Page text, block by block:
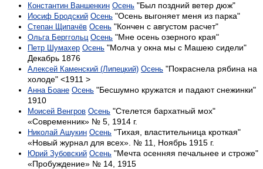
Константин Ваншенкин Осень "Был поздний ветер дюж"
Иосиф Бродский Осень "Осень выгоняет меня из парка"
Степан Щипачёв Осень "Кончен с августом расчет"
Ольга Берггольц Осень "Мне осень озерного края"
Петр Шумахер Осень "Молча у окна мы с Машею сидели"
Декабрь 1876
Алексей Каменский (Липецкий) Осень "Покраснела рябина на
холоде" <1911 >
Анна Боане Осень "Бесшумно кружатся и падают снежинки"
1910
Моисей Венгров Осень "Стелется бархатный мох"
«Современник» № 5, 1914 г.
Николай Ашукин Осень "Тихая, властительница кроткая"
«Новый журнал для всех». № 11, Ноябрь 1915 г.
Юрий Зубовский Осень "Мечта осенняя печальнее и строже"
«Пробуждение» № 14, 1915